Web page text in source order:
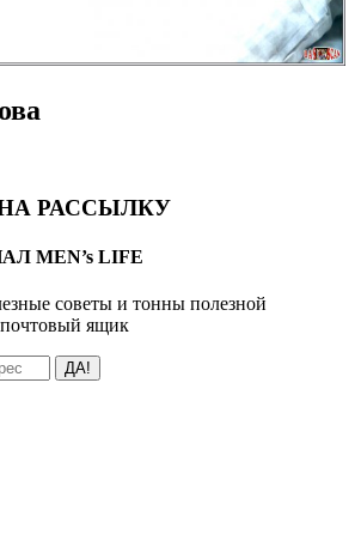
РАССЫЛКУ
MEN’s LIFE
советы и тонны полезной
ящик
ДА!